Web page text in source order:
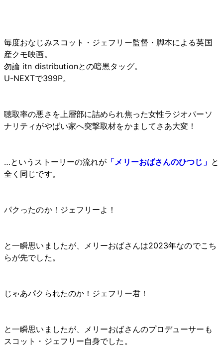
毎度おなじみスコット・ジェフリー監督・脚本による英国
産クモ映画。
勿論 itn distributionとの暗黒タッグ。
U-NEXTで399P。
聴取率の悪さを上層部に詰められ焦った女性ラジオパーソ
ナリティがやばい家へ突撃取材をかましてさあ大変！
…というストーリーの流れが 「メリーおばさんのひつじ」 と
全く同じです。
パクったのか！ジェフリーよ！
と一瞬思いましたが、メリーおばさんは2023年なのでこち
らが先でした。
じゃあパクられたのか！ジェフリー君！
と一瞬思いましたが、メリーおばさんのプロデューサーも
スコット・ジェフリー自身でした。